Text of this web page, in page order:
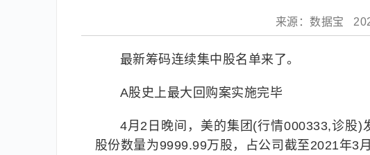
来源：数据宝
最新筹码连续集中股名单来了。
A股史上最大回购案实施完毕
4月2日晚间，美的集团(行情000333,诊股)
股份数量为9999.99万股，占公司截至2021年3